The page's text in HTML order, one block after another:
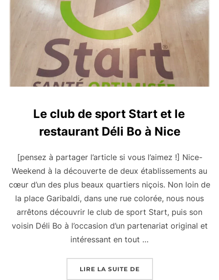
Le club de sport Start et le
restaurant Déli Bo à Nice
[pensez à partager l’article si vous l’aimez !] Nice-
Weekend à la découverte de deux établissements au
cœur d’un des plus beaux quartiers niçois. Non loin de
la place Garibaldi, dans une rue colorée, nous nous
arrêtons découvrir le club de sport Start, puis son
voisin Déli Bo à l’occasion d’un partenariat original et
intéressant en tout …
LIRE LA SUITE DE« LE CLUB DE SPORT